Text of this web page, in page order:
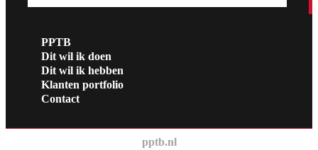
PPTB
Dit wil ik doen
Dit wil ik hebben
Klanten portfolio
Contact
pptb.nl